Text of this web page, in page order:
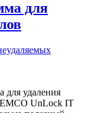
для
для удаления
UnLock IT